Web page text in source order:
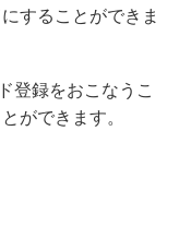
することができま
登録をおこなうこ
ができます。